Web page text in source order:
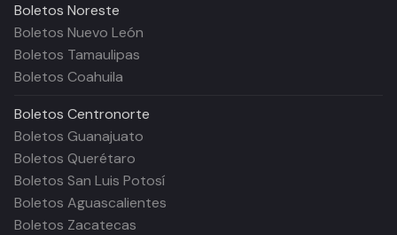
Boletos Noreste
Boletos Nuevo León
Boletos Tamaulipas
Boletos Coahuila
Boletos Centronorte
Boletos Guanajuato
Boletos Querétaro
Boletos San Luis Potosí
Boletos Aguascalientes
Boletos Zacatecas